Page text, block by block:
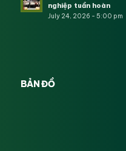
nghiệp tuần hoàn
July 24, 2026 - 5:00 pm
BẢN ĐỒ